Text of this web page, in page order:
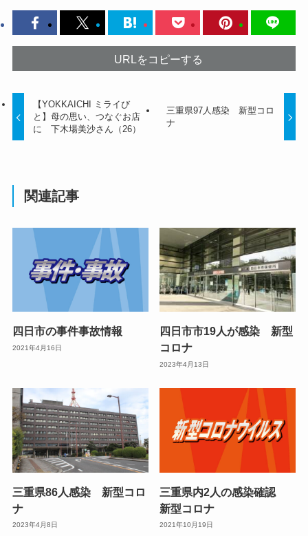
URLをコピーする
【YOKKAICHI ミライび
と】母の思い、つなぐお店
に 下木場美沙さん（26）
三重県97人感染 新型コロ
ナ
関連記事
四日市の事件事故情報
2021年4月16日
四日市市19人が感染 新型
コロナ
2023年4月13日
三重県86人感染 新型コロ
ナ
2023年4月8日
三重県内2人の感染確認
新型コロナ
2021年10月19日